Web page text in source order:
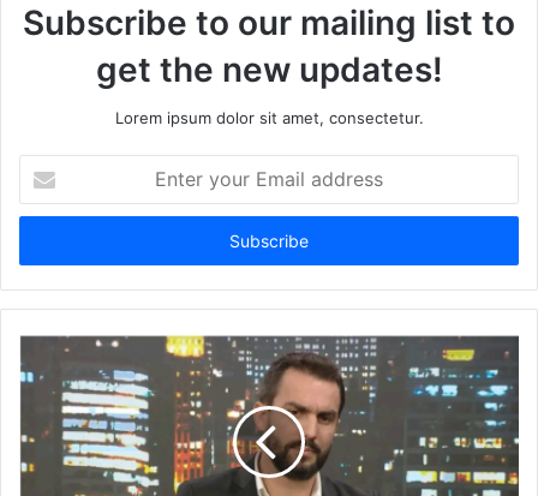
Subscribe to our mailing list to
get the new updates!
Lorem ipsum dolor sit amet, consectetur.
your
Email